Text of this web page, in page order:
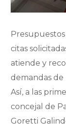
citas
atiende y
demandas de
Así, a las
concejal de
Goretti